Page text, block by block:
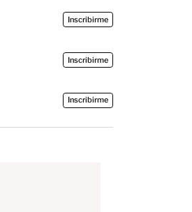
Inscribirme
Inscribirme
Inscribirme